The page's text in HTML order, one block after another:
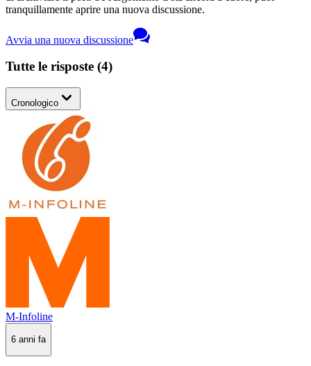
tranquillamente aprire una nuova discussione.
Avvia una nuova discussione
Tutte le risposte (4)
Cronologico
M-Infoline
6 anni fa